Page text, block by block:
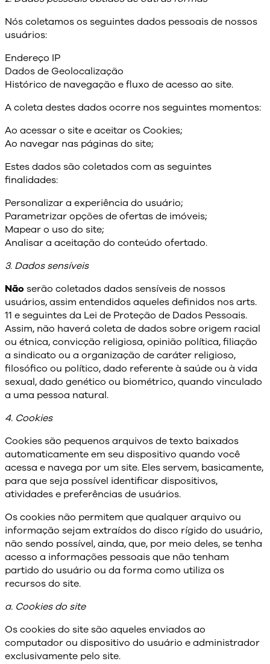
Nós coletamos os seguintes dados pessoais de nossos
usuários:
Endereço IP
Dados de Geolocalização
Histórico de navegação e fluxo de acesso ao site.
A coleta destes dados ocorre nos seguintes momentos:
Ao acessar o site e aceitar os Cookies;
Ao navegar nas páginas do site;
Estes dados são coletados com as seguintes
finalidades:
Personalizar a experiência do usuário;
Parametrizar opções de ofertas de imóveis;
Mapear o uso do site;
Analisar a aceitação do conteúdo ofertado.
3. Dados sensíveis
Não serão coletados dados sensíveis de nossos
usuários, assim entendidos aqueles definidos nos arts.
11 e seguintes da Lei de Proteção de Dados Pessoais.
Assim, não haverá coleta de dados sobre origem racial
ou étnica, convicção religiosa, opinião política, filiação
a sindicato ou a organização de caráter religioso,
filosófico ou político, dado referente à saúde ou à vida
sexual, dado genético ou biométrico, quando vinculado
a uma pessoa natural.
4. Cookies
Cookies são pequenos arquivos de texto baixados
automaticamente em seu dispositivo quando você
acessa e navega por um site. Eles servem, basicamente,
para que seja possível identificar dispositivos,
atividades e preferências de usuários.
Os cookies não permitem que qualquer arquivo ou
informação sejam extraídos do disco rígido do usuário,
não sendo possível, ainda, que, por meio deles, se tenha
acesso a informações pessoais que não tenham
partido do usuário ou da forma como utiliza os
recursos do site.
a. Cookies do site
Os cookies do site são aqueles enviados ao
computador ou dispositivo do usuário e administrador
exclusivamente pelo site.